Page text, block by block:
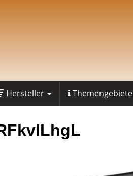
Hersteller Themengebiete